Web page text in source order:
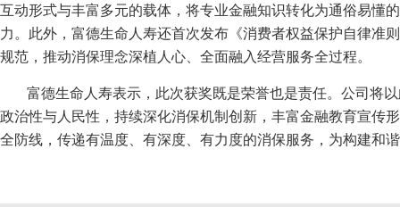
互动形式与丰富多元的载体，将专业金融知识转化为通俗易懂
力。此外，富德生命人寿还首次发布《消费者权益保护自律准
规范，推动消保理念深植人心、全面融入经营服务全过程。
富德生命人寿表示，此次获奖既是荣誉也是责任。公司将
政治性与人民性，持续深化消保机制创新，丰富金融教育宣传
全防线，传递有温度、有深度、有力度的消保服务，为构建和